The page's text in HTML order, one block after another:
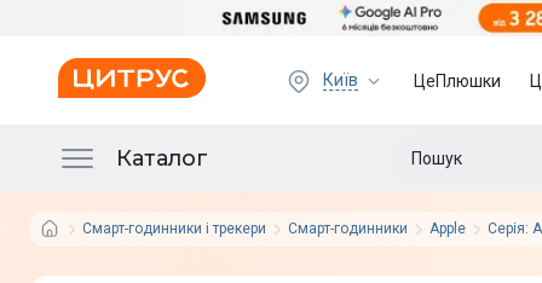
Київ ЦеПлюшки
Каталог
Смарт-годинники і трекери Смарт-годинники Apple Серія: